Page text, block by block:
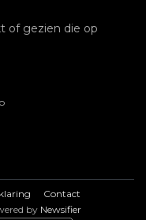
of gezien die op
Contact
by Newsifier